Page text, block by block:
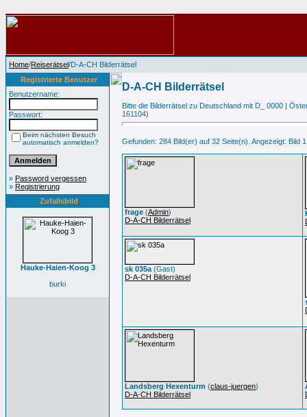
Home/Reiserätsel/D-A-CH Bilderrätsel
Registrierte Benutzer
Benutzername:
Passwort:
Beim nächsten Besuch
automatisch anmelden?
» Password vergessen
» Registrierung
Zufallsbild
Hauke-Haien-Koog 3
burki
D-A-CH Bilderrätsel
Bitte die Bilderrätsel zu Deutschland mit D_ 0000 |
161104)
Gefunden: 284 Bild(er) auf 32 Seite(n). Angezeigt: Bild
frage (Admin)
D-A-CH Bilderrätsel
sk 035a (Gast)
D-A-CH Bilderrätsel
Landsberg Hexenturm (claus-juergen)
D-A-CH Bilderrätsel